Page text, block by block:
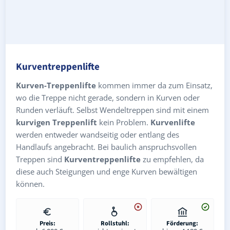
Kurventreppenlifte
Kurven-Treppenlifte kommen immer da zum Einsatz,
wo die Treppe nicht gerade, sondern in Kurven oder
Runden verläuft. Selbst Wendeltreppen sind mit einem
kurvigen Treppenlift kein Problem. Kurvenlifte
werden entweder wandseitig oder entlang des
Handlaufs angebracht. Bei baulich anspruchsvollen
Treppen sind Kurventreppenlifte zu empfehlen, da
diese auch Steigungen und enge Kurven bewältigen
können.
Preis: Rollstuhl: Förderung: